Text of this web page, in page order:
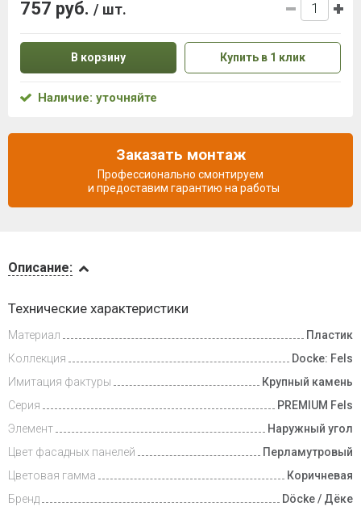
и оплата
Описание:
Технические характеристики
Материал
Пластик
Коллекция
Docke: Fels
Имитация фактуры
Крупный камень
Серия
PREMIUM Fels
Элемент
Наружный угол
Цвет фасадных панелей
Перламутровый
Цветовая гамма
Коричневая
Бренд
Döcke / Дёке
757 руб. / шт.
В корзину Купить в 1 клик
Наличие: уточняйте
Заказать монтаж
Профессионально смонтируем
и предоставим гарантию на работы